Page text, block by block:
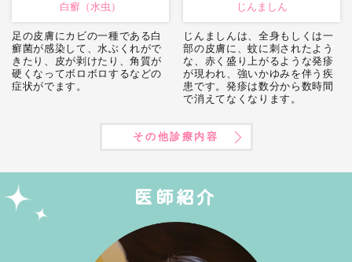
白癬（水虫）
足の皮膚にカビの一種である白
癬菌が感染して、水ぶくれがで
きたり、皮が剥けたり、角質が
硬くなってボロボロするなどの
症状がでます。
じんましん
じんましんは、全身もしくは一
部の皮膚に、蚊に刺されたよう
な、赤く盛り上がるような発疹
が現われ、強いかゆみを伴う疾
患です。発疹は数分から数時間
で消えてなくなります。
その他診療内容
医師紹介